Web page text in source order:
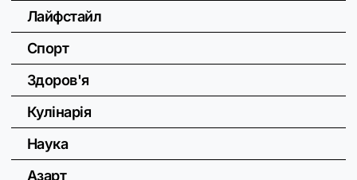
Лайфстайл
Спорт
Здоров'я
Кулінарія
Наука
Азарт